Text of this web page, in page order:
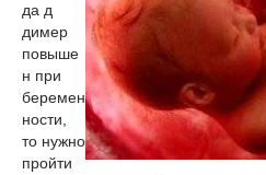
да д
димер
повыше
н при
беремен
ности,
то нужно
пройти